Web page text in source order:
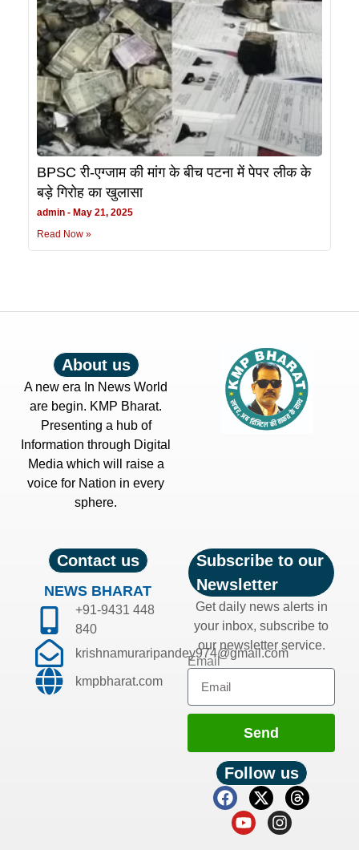
BPSC री-एग्जाम की मांग के बीच पटना में पेपर लीक के
बड़े गिरोह का खुलासा
admin
May 21, 2025
Read Now »
About us
A new era In News World
are begin. KMP Bharat.
Presenting a hub of
Information through Digital
Media which will raise a
voice for Nation in every
sphere.
Contact us
NEWS BHARAT
+91-9431 448
840
krishnamuraripandey974@gmail.com
kmpbharat.com
Subscribe to our
Newsletter
Get daily news alerts in
your inbox, subscribe to
our newsletter service.
Email
Send
Follow us